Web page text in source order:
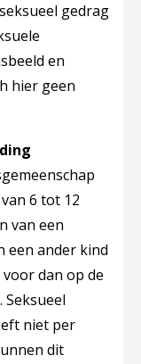
gedrag
en
hier geen
6 tot 12
van een
een ander kind
dan op de
. Seksueel
niet per
dit